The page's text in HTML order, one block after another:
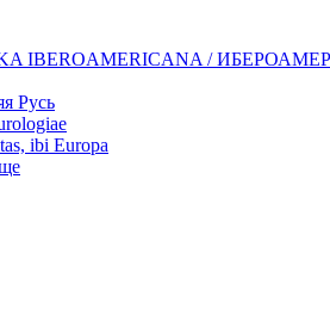
IBEROAMERICANA /
Русь
ibi Europa